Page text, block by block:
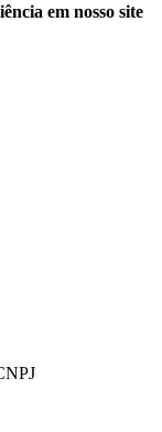
em nosso site